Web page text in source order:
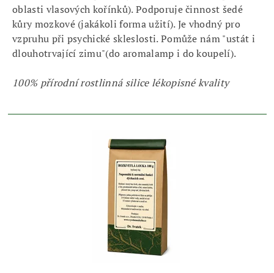
oblasti vlasových kořínků). Podporuje činnost šedé
kůry mozkové (jakákoli forma užití). Je vhodný pro
vzpruhu při psychické skleslosti. Pomůže nám "ustát i
dlouhotrvající zimu"(do aromalamp i do koupelí).
100% přírodní rostlinná silice lékopisné kvality